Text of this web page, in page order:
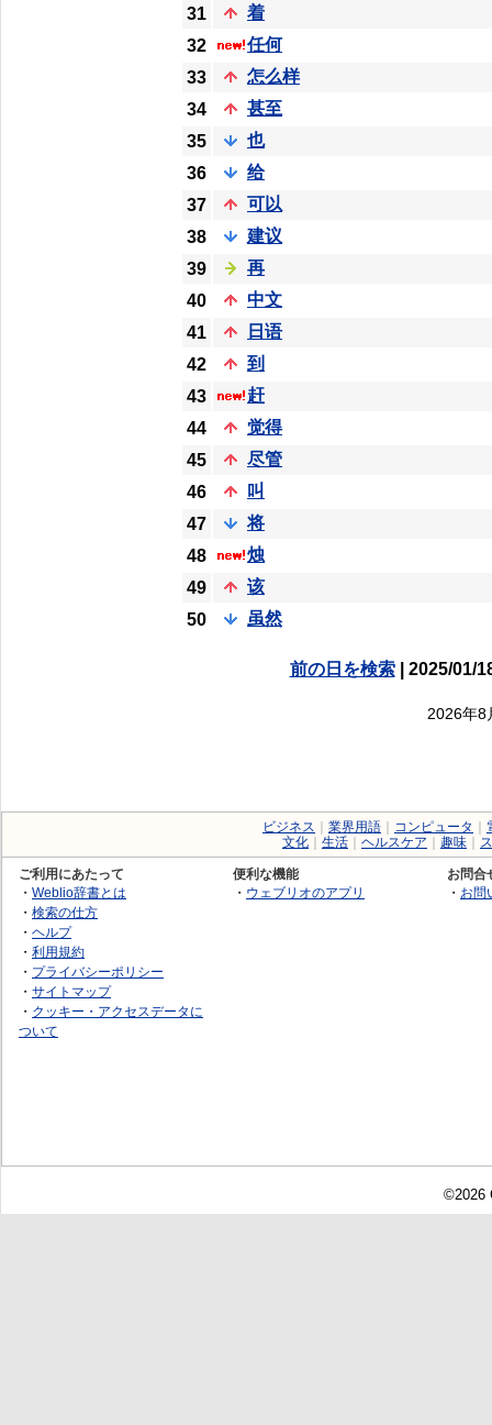
31
着
32
任何
33
怎么样
34
甚至
35
也
36
给
37
可以
38
建议
39
再
40
中文
41
日语
42
到
43
赶
44
觉得
45
尽管
46
叫
47
将
48
烛
49
该
50
虽然
前の日を検索| 2025/01/
2026年8
ビジネス 業界用語 コンピュータ
文化
生活 ヘルスケア 趣味
ご利用にあたって
・ Weblio辞書とは
・ 検索の仕方
・ ヘルプ
・ 利用規約
・ プライバシーポリシー
・ サイトマップ
・ クッキー・アクセスデータに
ついて
便利な機能
・ ウェブリオのアプリ
お問合
・ お問
©2026